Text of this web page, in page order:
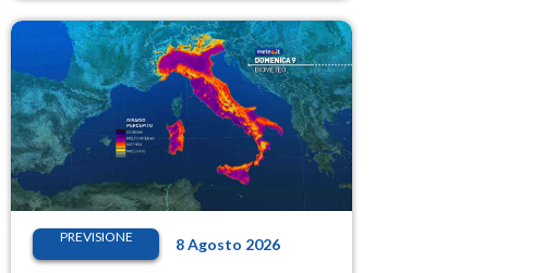
weekend di Ferragosto
PREVISIONE 8 Agosto 2026